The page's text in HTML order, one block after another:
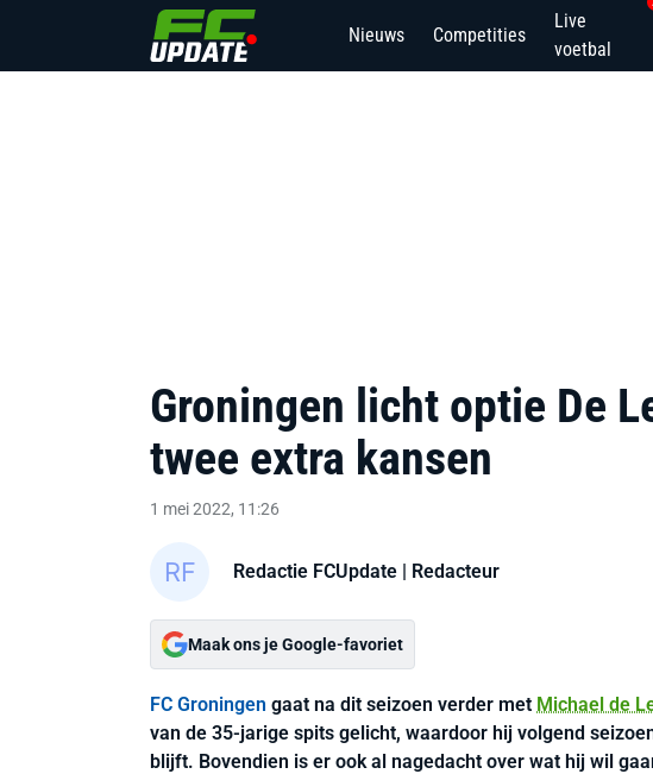
Nieuws Competities
Live
voetbal
Groningen licht optie De
twee extra kansen
1 mei 2022, 11:26
Redactie FCUpdate | Redacteur
Maak ons je Google-favoriet
FC Groningen gaat na dit seizoen verder met Michael de
van de 35-jarige spits gelicht, waardoor hij volgend
blijft. Bovendien is er ook al nagedacht over wat hij wil